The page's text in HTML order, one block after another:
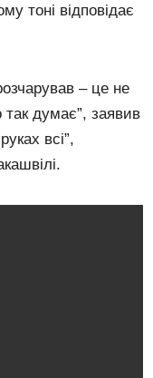
тоні відповідає
– це не
так думає”, заявив
всі”,